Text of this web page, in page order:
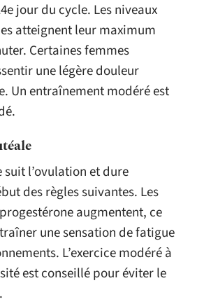
jour du cycle. Les niveaux
atteignent leur maximum
Certaines femmes
une légère douleur
Un entraînement modéré est
suit l’ovulation et dure
des règles suivantes. Les
augmentent, ce
une sensation de fatigue
L’exercice modéré à
est conseillé pour éviter le